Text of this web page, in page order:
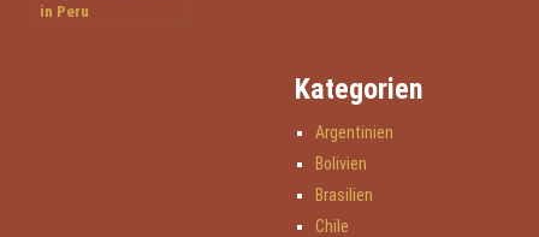
in Peru
Kategorien
Argentinien
Bolivien
Brasilien
Chile